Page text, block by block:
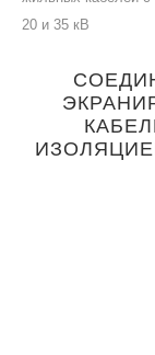
20 и 35 кВ